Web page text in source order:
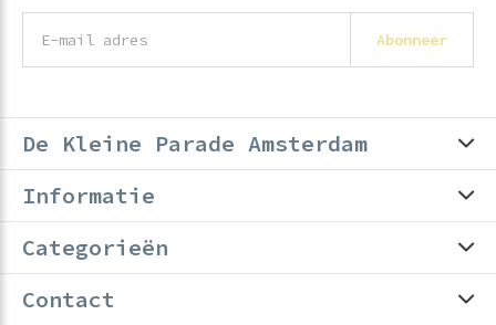
Abonneer
De Kleine Parade Amsterdam
Informatie
Categorieën
Contact